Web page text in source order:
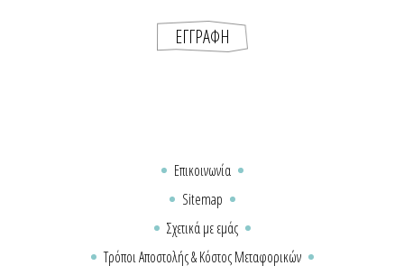
Επικοινωνία
Sitemap
Σχετικά με εμάς
Τρόποι Αποστολής & Κόστος Μεταφορικών